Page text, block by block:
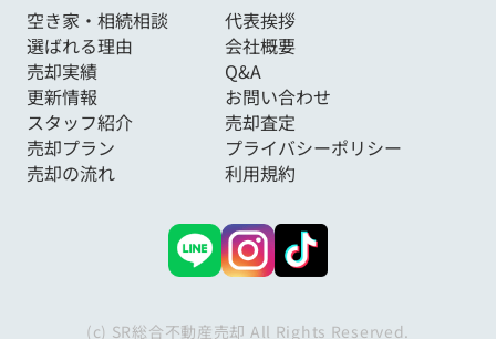
空き家・相続相談
代表挨拶
選ばれる理由
会社概要
売却実績
Q&A
更新情報
お問い合わせ
スタッフ紹介
売却査定
売却プラン
プライバシーポリシー
売却の流れ
利用規約
(c) SR総合不動産売却 All Rights Reserved.